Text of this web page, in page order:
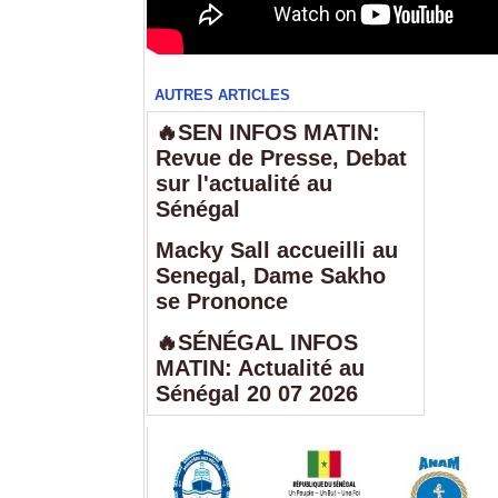
AUTRES ARTICLES
🔥SEN INFOS MATIN:
Revue de Presse, Debat
sur l'actualité au
Sénégal
Macky Sall accueilli au
Senegal, Dame Sakho
se Prononce
🔥SÉNÉGAL INFOS
MATIN: Actualité au
Sénégal 20 07 2026